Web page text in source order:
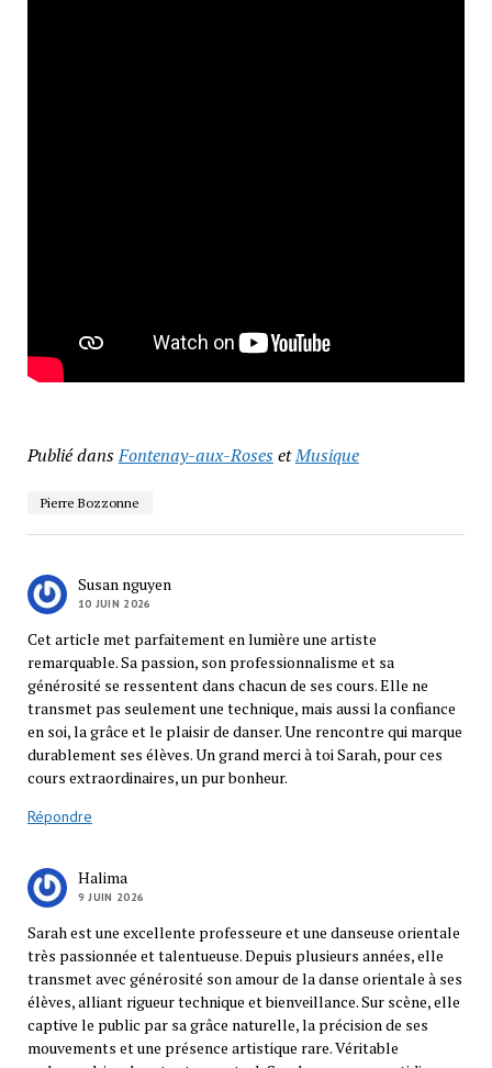
Publié dansFontenay-aux-RosesetMusique
Pierre Bozzonne
Susan nguyen
10 JUIN 2026
Cet article met parfaitement en lumière une artiste
remarquable. Sa passion, son professionnalisme et sa
générosité se ressentent dans chacun de ses cours. Elle ne
transmet pas seulement une technique, mais aussi la confiance
en soi, la grâce et le plaisir de danser. Une rencontre qui marque
durablement ses élèves. Un grand merci à toi Sarah, pour ces
cours extraordinaires, un pur bonheur.
Répondre
Halima
9 JUIN 2026
Sarah est une excellente professeure et une danseuse orientale
très passionnée et talentueuse. Depuis plusieurs années, elle
transmet avec générosité son amour de la danse orientale à ses
élèves, alliant rigueur technique et bienveillance. Sur scène, elle
captive le public par sa grâce naturelle, la précision de ses
mouvements et une présence artistique rare. Véritable